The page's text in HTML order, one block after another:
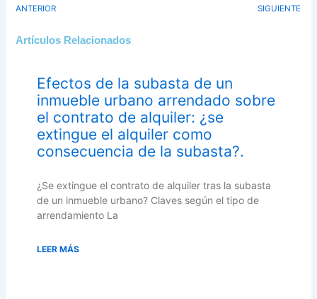
ANTERIOR SIGUIENTE
Artículos Relacionados
Efectos de la subasta de un
inmueble urbano arrendado sobre
el contrato de alquiler: ¿se
extingue el alquiler como
consecuencia de la subasta?.
¿Se extingue el contrato de alquiler tras la subasta
de un inmueble urbano? Claves según el tipo de
arrendamiento La
LEER MÁS